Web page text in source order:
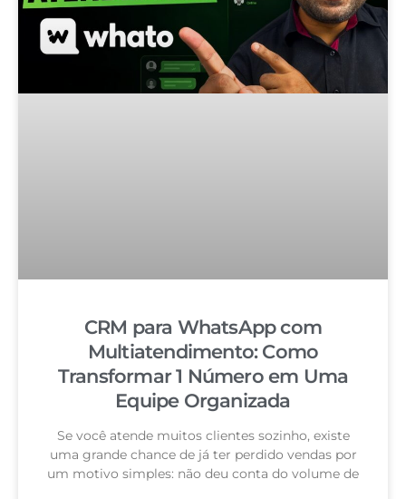
CRM para WhatsApp com
Multiatendimento: Como
Transformar 1 Número em Uma
Equipe Organizada
Se você atende muitos clientes sozinho, existe
uma grande chance de já ter perdido vendas por
um motivo simples: não deu conta do volume de